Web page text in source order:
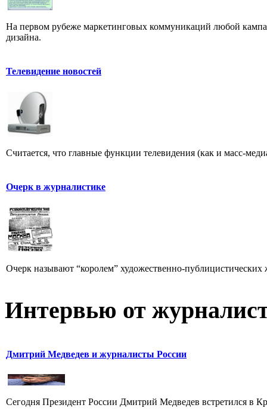
На первом рубеже маркетинговых коммуникаций любой
дизайна.
Телевидение новостей
Считается, что главные функции телевидения (как и масс-
Очерк в журналистике
Очерк называют “королем” художественно-публицистических
Интервью от
Дмитрий Медведев и журналисты России
Сегодня Президент России Дмитрий Медведев встретился в